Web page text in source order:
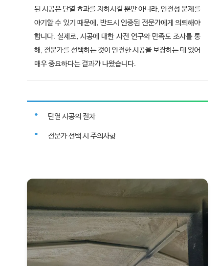
된 시공은 단열 효과를 저하시킬 뿐만 아니라, 안전성 문제를
야기할 수 있기 때문에, 반드시 인증된 전문가에게 의뢰해야
합니다. 실제로, 시공에 대한 사전 연구와 만족도 조사를 통
해, 전문가를 선택하는 것이 안전한 시공을 보장하는 데 있어
매우 중요하다는 결과가 나왔습니다.
단열 시공의 절차
전문가 선택 시 주의사항